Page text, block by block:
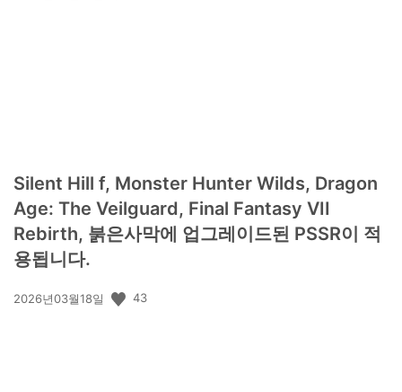
Silent Hill f, Monster Hunter Wilds, Dragon
Age: The Veilguard, Final Fantasy VII
Rebirth, 붉은사막에 업그레이드된 PSSR이 적
용됩니다.
공
2026년03월18일 43